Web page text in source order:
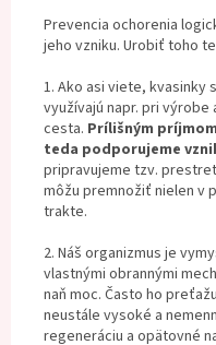
Prevencia ochorenia
jeho vzniku. Urobiť toho
1. Ako asi viete, kvasinky
využívajú napr. pri
cesta. Prílišným
teda podporujeme
pripravujeme tzv.
môžu premnožiť nielen v
trakte.
2. Náš organizmus je
vlastnými obrannými
naň moc. Často ho
neustále vysoké a
regeneráciu a opätovné